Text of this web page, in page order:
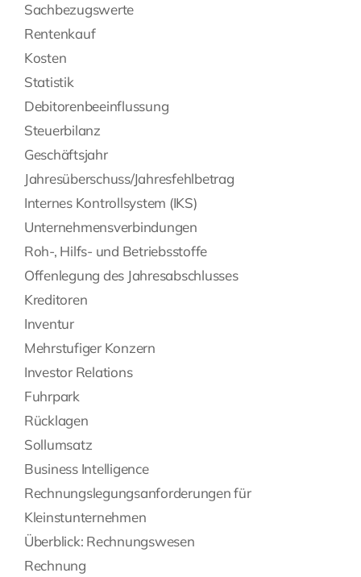
Sachbezugswerte
Rentenkauf
Kosten
Statistik
Debitorenbeeinflussung
Steuerbilanz
Geschäftsjahr
Jahresüberschuss/Jahresfehlbetrag
Internes Kontrollsystem (IKS)
Unternehmensverbindungen
Roh-, Hilfs- und Betriebsstoffe
Offenlegung des Jahresabschlusses
Kreditoren
Inventur
Mehrstufiger Konzern
Investor Relations
Fuhrpark
Rücklagen
Sollumsatz
Business Intelligence
Rechnungslegungsanforderungen für
Kleinstunternehmen
Überblick: Rechnungswesen
Rechnung